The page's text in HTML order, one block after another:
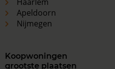
Apeldoorn
Nijmegen
Koopwoningen
grootste plaatsen